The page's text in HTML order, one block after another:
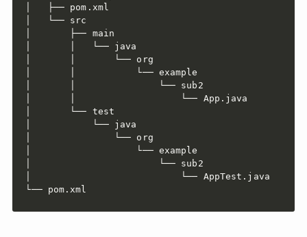
│   ├── pom.xml
│   └── src
│       ├── main
│       │   └── java
│       │       └── org
│       │           └── example
│       │               └── sub2
│       │                   └── App.java
│       └── test
│           └── java
│               └── org
│                   └── example
│                       └── sub2
│                           └── AppTest.java
└── pom.xml